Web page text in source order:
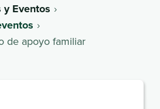
Eventos
de apoyo familiar